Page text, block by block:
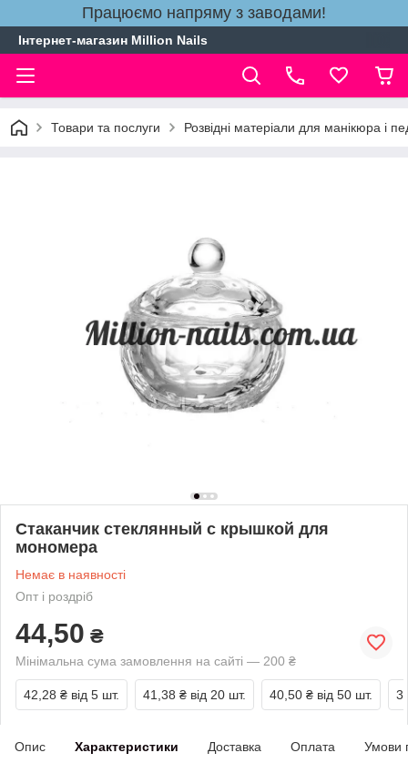
Працюємо напряму з заводами!
Інтернет-магазин Million Nails
Товари та послуги Розвідні матеріали для манікюра і
Стаканчик стеклянный с крышкой для
мономера
Немає в наявності
Опт і роздріб
44,50 ₴
Мінімальна сума замовлення на сайті — 200 ₴
42,28 ₴ від 5 шт. 41,38 ₴ від 20 шт. 40,50 ₴ від 50 шт.
Опис Характеристики Доставка Оплата Умови